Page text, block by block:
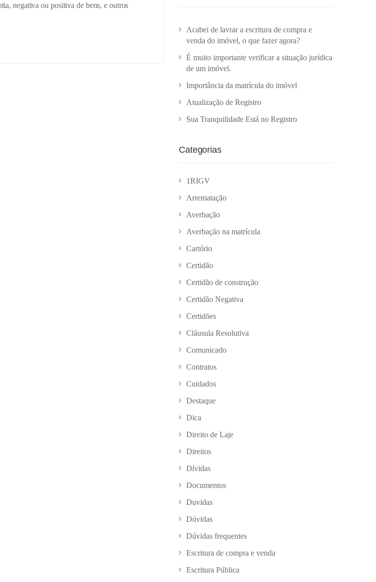
negativa ou positiva de bens, e outros
Acabei de lavrar a escritura de compra e
venda do imóvel, o que fazer agora?
É muito importante verificar a situação jurídica
de um imóvel.
Importância da matrícula do imóvel
Atualização de Registro
Sua Tranquilidade Está no Registro
Categorias
1RIGV
Arrematação
Averbação
Averbação na matrícula
Cartório
Certidão
Certidão de construção
Certidão Negativa
Certidões
Cláusula Resolutiva
Comunicado
Contratos
Cuidados
Destaque
Dica
Direito de Laje
Direitos
Dívidas
Documentos
Duvidas
Dúvidas
Dúvidas frequentes
Escritura de compra e venda
Escritura Pública